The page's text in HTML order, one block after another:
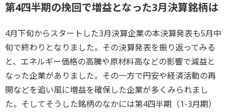
第4四半期の挽回で増益となった3月決算銘柄は
4月下旬からスタートした3月決算企業の本決算発表も5月中
旬で終わりとなりました。その決算発表を振り返ってみる
と、エネルギー価格の高騰や原材料高などの影響で減益と
なった企業がありました。その一方で円安や経済活動の再
開などを追い風に増益を確保した企業が多くみられまし
た。そしてそうした銘柄のなかには第4四半期（1-3月期）